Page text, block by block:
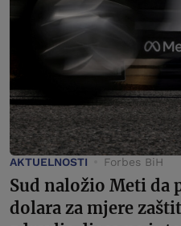
AKTUELNOSTI Forbes BiH
Sud naložio Meti da
dolara za mjere